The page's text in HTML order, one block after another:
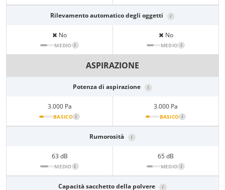
Rilevamento automatico degli oggetti i
No
MEDIO i
No
MEDIO i
ASPIRAZIONE
Potenza di aspirazione i
3.000 Pa
BASICO i
3.000 Pa
BASICO i
Rumorosità i
63 dB
MEDIO i
65 dB
MEDIO i
Capacità sacchetto della polvere i